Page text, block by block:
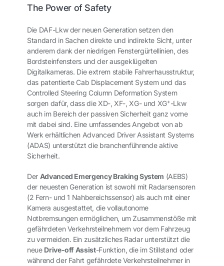
The Power of Safety
Die DAF-Lkw der neuen Generation setzen den
Standard in Sachen direkte und indirekte Sicht, unter
anderem dank der niedrigen Fenstergürtellinien, des
Bordsteinfensters und der ausgeklügelten
Digitalkameras. Die extrem stabile Fahrerhausstruktur,
das patentierte Cab Displacement System und das
Controlled Steering Column Deformation System
sorgen dafür, dass die XD-, XF-, XG- und XG+-Lkw
auch im Bereich der passiven Sicherheit ganz vorne
mit dabei sind. Eine umfassendes Angebot von ab
Werk erhältlichen Advanced Driver Assistant Systems
(ADAS) unterstützt die branchenführende aktive
Sicherheit.
Der Advanced Emergency Braking System (AEBS)
der neuesten Generation ist sowohl mit Radarsensoren
(2 Fern- und 1 Nahbereichssensor) als auch mit einer
Kamera ausgestattet, die vollautonome
Notbremsungen ermöglichen, um Zusammenstöße mit
gefährdeten Verkehrsteilnehmern vor dem Fahrzeug
zu vermeiden. Ein zusätzliches Radar unterstützt die
neue Drive-off Assist-Funktion, die im Stillstand oder
während der Fahrt gefährdete Verkehrsteilnehmer in